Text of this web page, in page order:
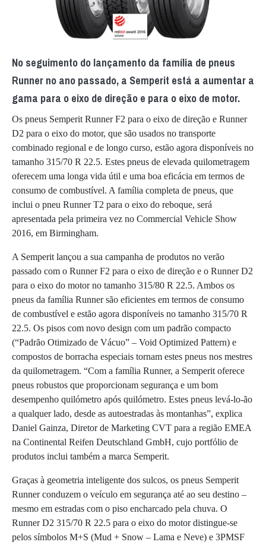
No seguimento do lançamento da família de pneus
Runner no ano passado, a Semperit está a aumentar a
gama para o eixo de direção e para o eixo de motor.
Os pneus Semperit Runner F2 para o eixo de direção e Runner
D2 para o eixo do motor, que são usados no transporte
combinado regional e de longo curso, estão agora disponíveis no
tamanho 315/70 R 22.5. Estes pneus de elevada quilometragem
oferecem uma longa vida útil e uma boa eficácia em termos de
consumo de combustível. A família completa de pneus, que
inclui o pneu Runner T2 para o eixo do reboque, será
apresentada pela primeira vez no Commercial Vehicle Show
2016, em Birmingham.
A Semperit lançou a sua campanha de produtos no verão
passado com o Runner F2 para o eixo de direção e o Runner D2
para o eixo do motor no tamanho 315/80 R 22.5. Ambos os
pneus da família Runner são eficientes em termos de consumo
de combustível e estão agora disponíveis no tamanho 315/70 R
22.5. Os pisos com novo design com um padrão compacto
(“Padrão Otimizado de Vácuo” – Void Optimized Pattern) e
compostos de borracha especiais tornam estes pneus nos mestres
da quilometragem. “Com a família Runner, a Semperit oferece
pneus robustos que proporcionam segurança e um bom
desempenho quilómetro após quilómetro. Estes pneus levá-lo-ão
a qualquer lado, desde as autoestradas às montanhas”, explica
Daniel Gainza, Diretor de Marketing CVT para a região EMEA
na Continental Reifen Deutschland GmbH, cujo portfólio de
produtos inclui também a marca Semperit.
Graças à geometria inteligente dos sulcos, os pneus Semperit
Runner conduzem o veículo em segurança até ao seu destino –
mesmo em estradas com o piso encharcado pela chuva. O
Runner D2 315/70 R 22.5 para o eixo do motor distingue-se
pelos símbolos M+S (Mud + Snow – Lama e Neve) e 3PMSF